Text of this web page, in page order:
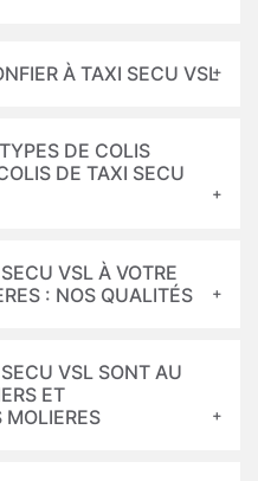
À TAXI SECU VSL
DE COLIS
DE TAXI SECU
VSL À VOTRE
: NOS QUALITÉS
VSL SONT AU
ET
MOLIERES